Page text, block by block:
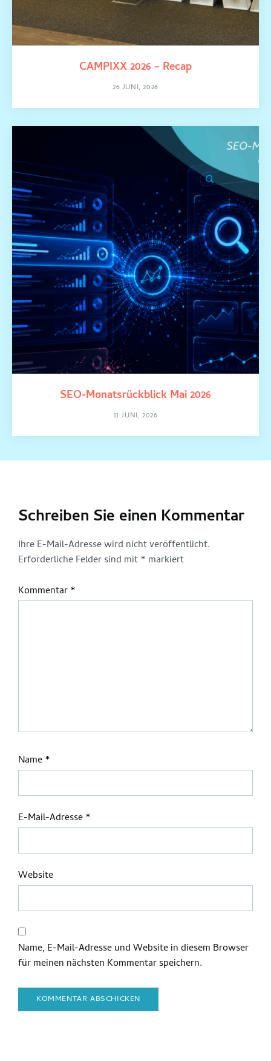
CAMPIXX 2026 – Recap
26 JUNI, 2026
SEO-Monatsrückblick Mai 2026
11 JUNI, 2026
Schreiben Sie einen Kommentar
Ihre E-Mail-Adresse wird nicht veröffentlicht.
Erforderliche Felder sind mit* markiert
Kommentar*
Name*
E-Mail-Adresse*
Website
Name, E-Mail-Adresse und Website in diesem Browser
für meinen nächsten Kommentar speichern.